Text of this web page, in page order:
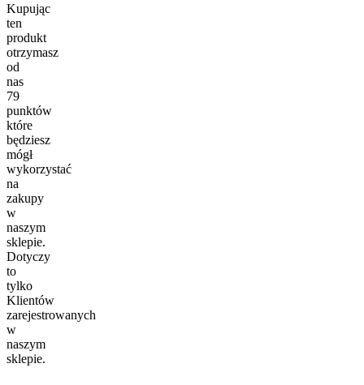
Kupując
ten
produkt
otrzymasz
od
nas
79
punktów
które
będziesz
mógł
wykorzystać
na
zakupy
w
naszym
sklepie.
Dotyczy
to
tylko
Klientów
zarejestrowanych
w
naszym
sklepie.